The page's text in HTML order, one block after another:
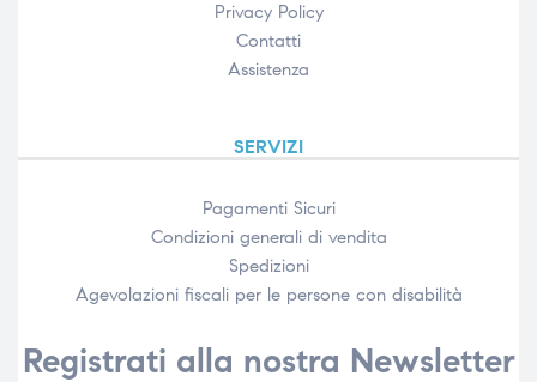
Privacy Policy
Contatti
Assistenza
SERVIZI
Pagamenti Sicuri
Condizioni generali di vendita
Spedizioni
Agevolazioni fiscali per le persone con disabilità​
Registrati alla nostra Newsletter